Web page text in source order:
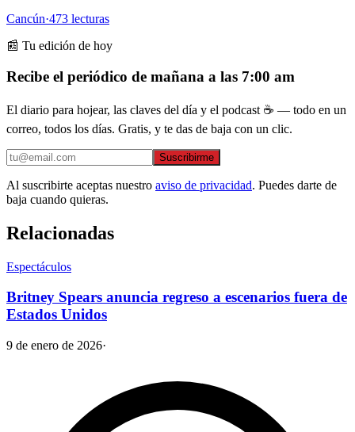
Cancún·473 lecturas
📰 Tu edición de hoy
Recibe el periódico de mañana a las 7:00 am
El diario para hojear, las claves del día y el podcast ☕ — todo en un
correo, todos los días. Gratis, y te das de baja con un clic.
Suscribirme
Al suscribirte aceptas nuestro aviso de privacidad. Puedes darte de
baja cuando quieras.
Relacionadas
Espectáculos
Britney Spears anuncia regreso a escenarios fuera de
Estados Unidos
9 de enero de 2026·